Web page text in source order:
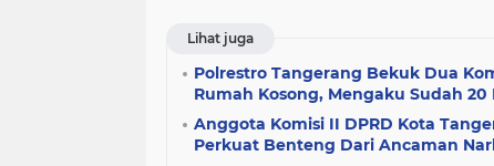
Lihat juga
Polrestro Tangerang Bekuk Dua
Rumah Kosong, Mengaku Sudah 20
Anggota Komisi II DPRD Kota
Perkuat Benteng Dari Ancaman